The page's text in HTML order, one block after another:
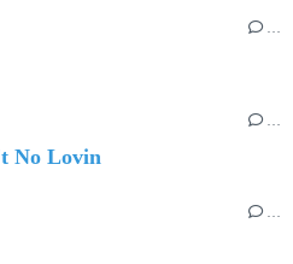
…
No Lovin
…